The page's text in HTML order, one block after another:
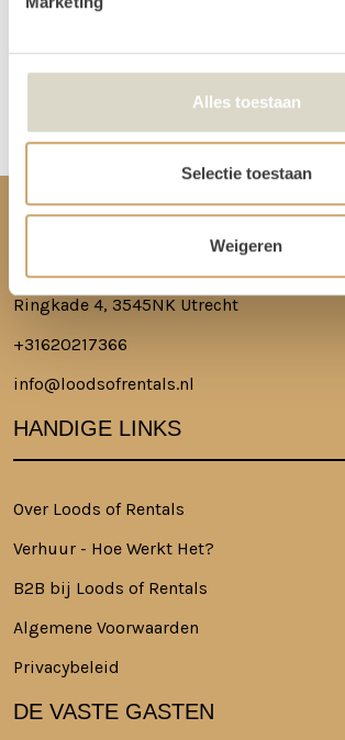
Alles toestaan
Selectie toestaan
Weigeren
Meer lezen over hoe het in zijn werk gaat?
of vlekken. We doen ons best de items zo netjes mogelijk bij je af te leveren.
CONTACT
Ringkade 4, 3545NK Utrecht
+31620217366
info@loodsofrentals.nl
HANDIGE LINKS
Over Loods of Rentals
Verhuur - Hoe Werkt Het?
B2B bij Loods of Rentals
Algemene Voorwaarden
Privacybeleid
DE VASTE GASTEN